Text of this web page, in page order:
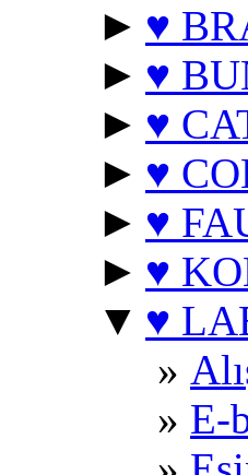
► ♥
► ♥
► ♥
► ♥
► ♥
► ♥
▼ ♥
E-